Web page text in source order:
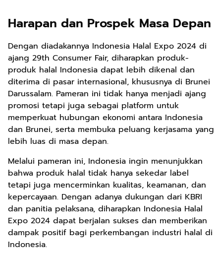
Harapan dan Prospek Masa Depan
Dengan diadakannya Indonesia Halal Expo 2024 di
ajang 29th Consumer Fair, diharapkan produk-
produk halal Indonesia dapat lebih dikenal dan
diterima di pasar internasional, khususnya di Brunei
Darussalam. Pameran ini tidak hanya menjadi ajang
promosi tetapi juga sebagai platform untuk
memperkuat hubungan ekonomi antara Indonesia
dan Brunei, serta membuka peluang kerjasama yang
lebih luas di masa depan.
Melalui pameran ini, Indonesia ingin menunjukkan
bahwa produk halal tidak hanya sekedar label
tetapi juga mencerminkan kualitas, keamanan, dan
kepercayaan. Dengan adanya dukungan dari KBRI
dan panitia pelaksana, diharapkan Indonesia Halal
Expo 2024 dapat berjalan sukses dan memberikan
dampak positif bagi perkembangan industri halal di
Indonesia.